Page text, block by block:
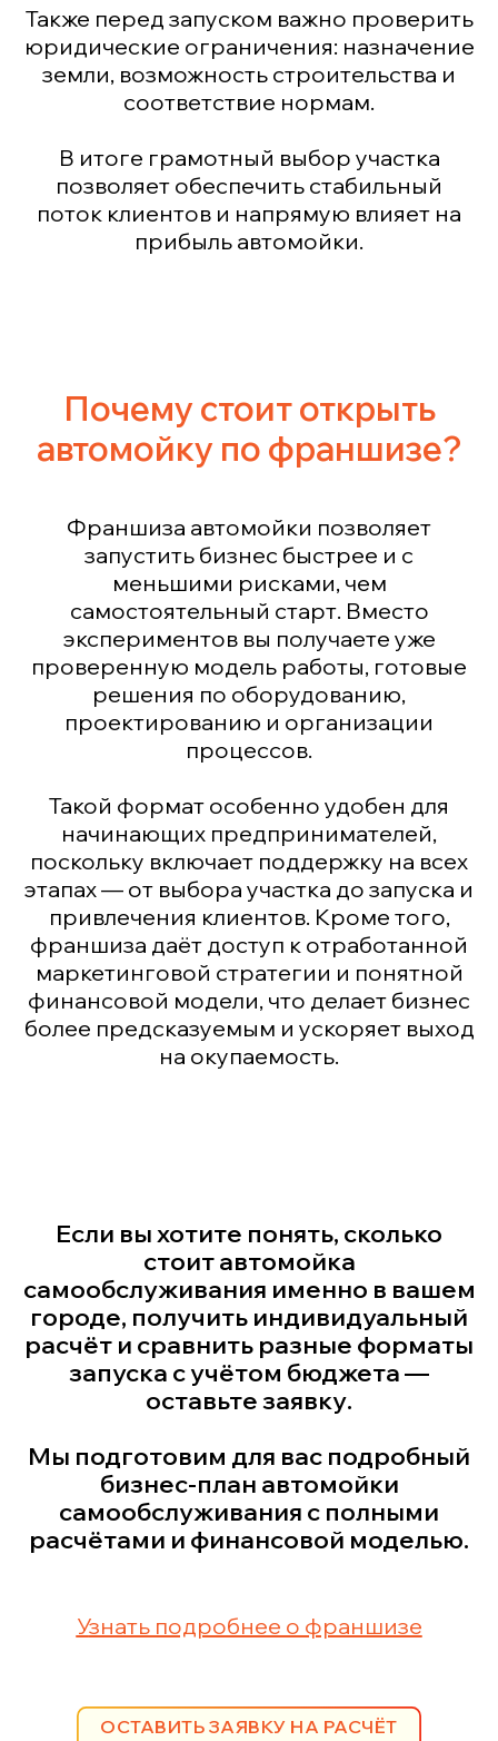
Также перед запуском важно проверить
юридические ограничения: назначение
земли, возможность строительства и
соответствие нормам.
В итоге грамотный выбор участка
позволяет обеспечить стабильный
поток клиентов и напрямую влияет на
прибыль автомойки.
Почему стоит открыть
автомойку по франшизе?
Франшиза автомойки позволяет
запустить бизнес быстрее и с
меньшими рисками, чем
самостоятельный старт. Вместо
экспериментов вы получаете уже
проверенную модель работы, готовые
решения по оборудованию,
проектированию и организации
процессов.
Такой формат особенно удобен для
начинающих предпринимателей,
поскольку включает поддержку на всех
этапах — от выбора участка до запуска и
привлечения клиентов. Кроме того,
франшиза даёт доступ к отработанной
маркетинговой стратегии и понятной
финансовой модели, что делает бизнес
более предсказуемым и ускоряет выход
на окупаемость.
Если вы хотите понять, сколько
стоит автомойка
самообслуживания именно в вашем
городе, получить индивидуальный
расчёт и сравнить разные форматы
запуска с учётом бюджета —
оставьте заявку.
Мы подготовим для вас подробный
бизнес-план автомойки
самообслуживания с полными
расчётами и финансовой моделью.
Узнать подробнее о франшизе
ОСТАВИТЬ ЗАЯВКУ НА РАСЧЁТ